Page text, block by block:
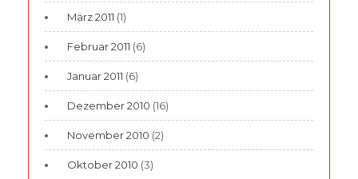
März 2011 (1)
Februar 2011 (6)
Januar 2011 (6)
Dezember 2010 (16)
November 2010 (2)
Oktober 2010 (3)